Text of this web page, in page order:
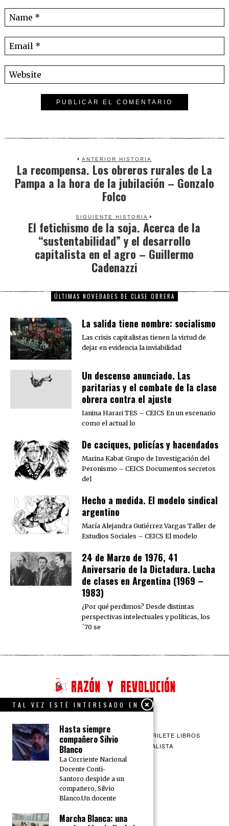
ANTERIOR HISTORIA
Previous
post:
La recompensa. Los obreros rurales de La
Pampa a la hora de la jubilación – Gonzalo
Folco
SIGUIENTE HISTORIA
Next
post:
El fetichismo de la soja. Acerca de la
“sustentabilidad” y el desarrollo
capitalista en el agro – Guillermo
Cadenazzi
ÚLTIMAS NOVEDADES DE CLASE OBRERA
La salida tiene nombre: socialismo
Las crisis capitalistas tienen la virtud de
dejar en evidencia la inviabilidad
Un descenso anunciado. Las
paritarias y el combate de la clase
obrera contra el ajuste
Ianina Harari TES – CEICS En un escenario
como el actual lo
De caciques, policías y hacendados
Marina Kabat Grupo de Investigación del
Peronismo – CEICS Documentos secretos
del
Hecho a medida. El modelo sindical
argentino
María Alejandra Gutiérrez Vargas Taller de
Estudios Sociales – CEICS El modelo
24 de Marzo de 1976, 41
Aniversario de la Dictadura. Lucha
de clases en Argentina (1969 –
1983)
¿Por qué perdimos? Desde distintas
perspectivas intelectuales y políticas, los
´70 se
QUIENES SOMOS CONTACTO
BARRILETE LIBROS
CEICS
VÍA SOCIALISTA
TAL VEZ ESTÉ INTERESADO EN
Hasta siempre
compañero Silvio
Blanco
La Corriente Nacional
Docente Conti-
Santoro despide a un
compañero, Silvio
Blanco.Un docente
Marcha Blanca: una